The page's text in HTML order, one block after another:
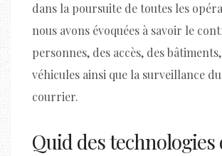
dans la poursuite de toutes les
nous avons évoquées à savoir le
personnes, des accès, des
véhicules ainsi que la surveillance
courrier.
Quid des technologies